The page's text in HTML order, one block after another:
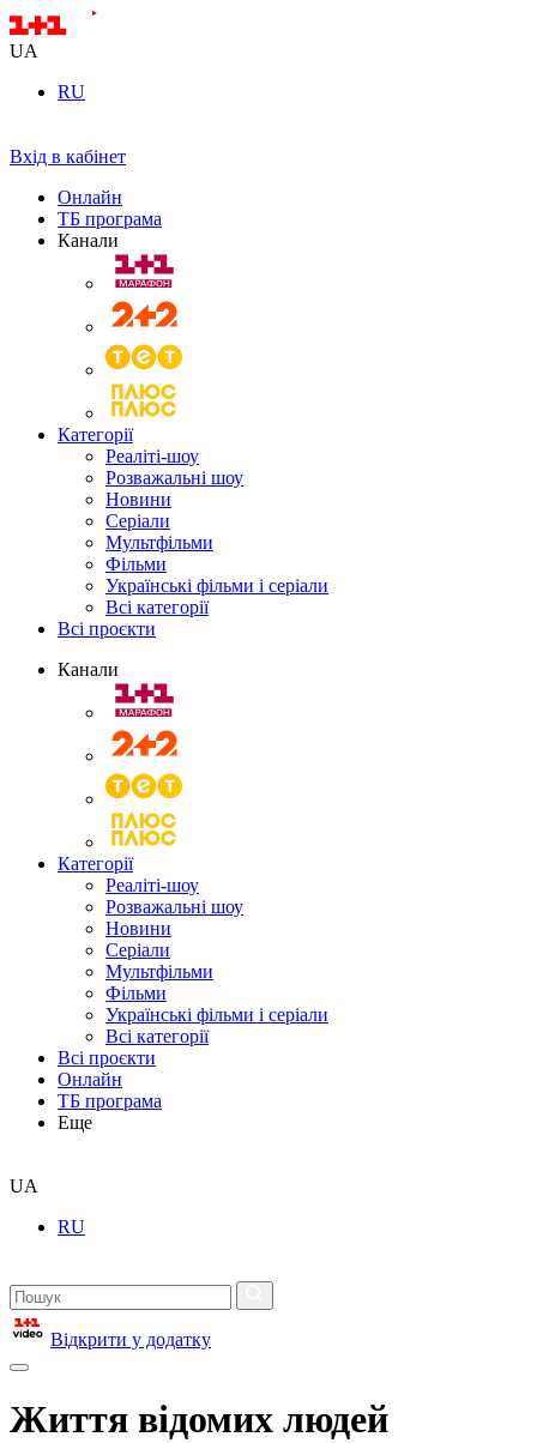
UA
RU
Вхід в кабінет
Онлайн
ТБ програма
Канали
Категорії
Реаліті-шоу
Розважальні шоу
Новини
Серіали
Мультфільми
Фільми
Українські фільми і серіали
Всі категорії
Всі проєкти
Канали
Категорії
Реаліті-шоу
Розважальні шоу
Новини
Серіали
Мультфільми
Фільми
Українські фільми і серіали
Всі категорії
Всі проєкти
Онлайн
ТБ програма
Еще
UA
RU
Відкрити у додатку
Життя відомих людей